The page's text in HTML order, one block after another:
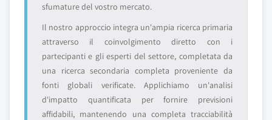
sfumature del vostro mercato.
Il nostro approccio integra un'ampia ricerca primaria
attraverso il coinvolgimento diretto con i
partecipanti e gli esperti del settore, completata da
una ricerca secondaria completa proveniente da
fonti globali verificate. Applichiamo un'analisi
d'impatto quantificata per fornire previsioni
affidabili, mantenendo una completa tracciabilità